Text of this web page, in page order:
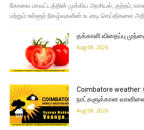
கோவை மாவட்டத்தின் முக்கிய அரசியல், குற்றம்,
மற்றும் உள்ளூர் நிகழ்வுகளின் உடனடி செய்திகளை
தக்காளி விதைப்பு
Aug 08, 2026
Coimbatore
நாட்களுக்கான வானிலை
Aug 08, 2026